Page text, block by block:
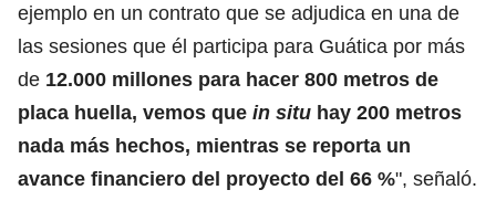
ejemplo en un contrato que se adjudica en una de
las sesiones que él participa para Guática por más
de 12.000 millones para hacer 800 metros de
placa huella, vemos que in situ hay 200 metros
nada más hechos, mientras se reporta un
avance financiero del proyecto del 66 %", señaló.